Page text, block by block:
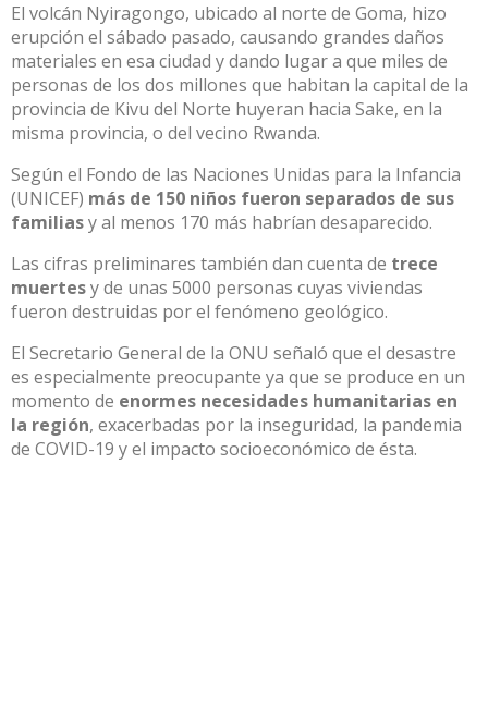
El volcán Nyiragongo, ubicado al norte de Goma, hizo
erupción el sábado pasado, causando grandes daños
materiales en esa ciudad y dando lugar a que miles de
personas de los dos millones que habitan la capital de la
provincia de Kivu del Norte huyeran hacia Sake, en la
misma provincia, o del vecino Rwanda.
Según el Fondo de las Naciones Unidas para la Infancia
(UNICEF) más de 150 niños fueron separados de sus
familiasy al menos 170 más habrían desaparecido.
Las cifras preliminares también dan cuenta de trece
muertesy de unas 5000 personas cuyas viviendas
fueron destruidas por el fenómeno geológico.
El Secretario General de la ONU señaló que el desastre
es especialmente preocupante ya que se produce en un
momento de enormes necesidades humanitarias en
la región, exacerbadas por la inseguridad, la pandemia
de COVID-19 y el impacto socioeconómico de ésta.